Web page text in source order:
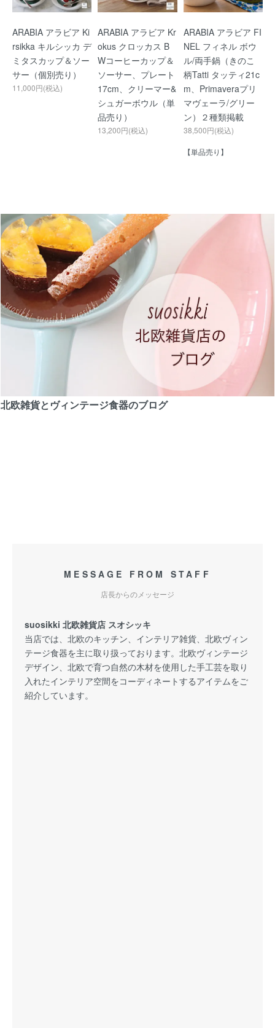
ARABIA アラビア Ki
rsikka キルシッカ デ
ミタスカップ＆ソー
サー（個別売り）
11,000円(税込)
ARABIA アラビア Kr
okus クロッカス B
Wコーヒーカップ＆
ソーサー、プレート
17cm、クリーマー&
シュガーボウル（単
品売り）
13,200円(税込)
ARABIA アラビア FI
NEL フィネル ボウ
ル/両手鍋（きのこ
柄Tatti タッティ21c
m、Primaveraプリ
マヴェーラ/グリー
ン）２種類掲載
38,500円(税込)
【単品売り】
北欧雑貨とヴィンテージ食器のブログ
MESSAGE FROM STAFF
店長からのメッセージ
suosikki 北欧雑貨店 スオシッキ
当店では、北欧のキッチン、インテリア雑貨、北欧ヴィン
テージ食器を主に取り扱っております。北欧ヴィンテージ
デザイン、北欧で育つ自然の木材を使用した手工芸を取り
入れたインテリア空間をコーディネートするアイテムをご
紹介しています。